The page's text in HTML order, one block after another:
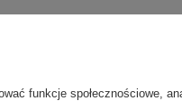
funkcje społecznościowe,